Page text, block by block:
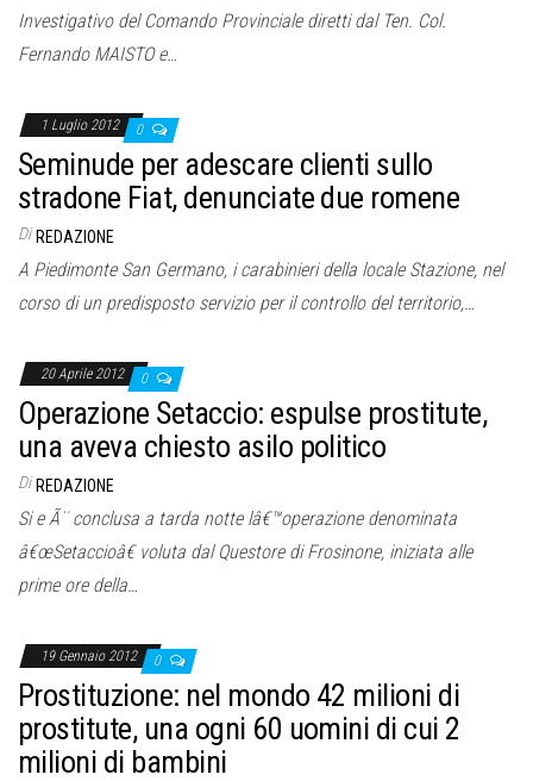
Investigativo del Comando Provinciale diretti dal Ten. Col.
Fernando MAISTO e…
1 Luglio 2012 0
Seminude per adescare clienti sullo
stradone Fiat, denunciate due romene
Di REDAZIONE
A Piedimonte San Germano, i carabinieri della locale Stazione, nel
corso di un predisposto servizio per il controllo del territorio,…
20 Aprile 2012 0
Operazione Setaccio: espulse prostitute,
una aveva chiesto asilo politico
Di REDAZIONE
Si e Ã¨ conclusa a tarda notte lâ€™operazione denominata
â€œSetaccioâ€ voluta dal Questore di Frosinone, iniziata alle
prime ore della…
19 Gennaio 2012 0
Prostituzione: nel mondo 42 milioni di
prostitute, una ogni 60 uomini di cui 2
milioni di bambini